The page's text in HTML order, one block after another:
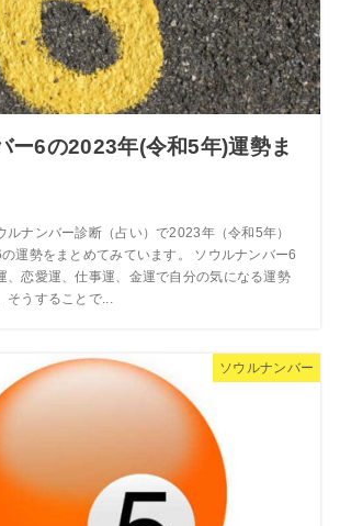
ー6の2023年(令和5年)運勢ま
ルナンバー診断（占い）で2023年（令和5年）
運勢をまとめてみています。 ソウルナンバー6
、恋愛運、仕事運、金運で自分の気になる運勢
うすることで...
ソウルナンバー